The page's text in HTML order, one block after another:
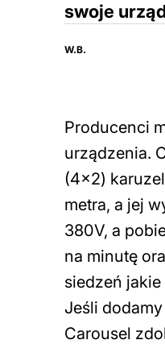
swoje
W.B.
Producenci
urządzenia.
(4×2)
metra, a jej
380V, a
na minutę
siedzeń
Jeśli
Carousel